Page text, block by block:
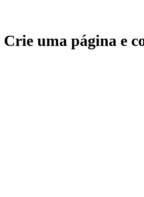
Crie uma página e